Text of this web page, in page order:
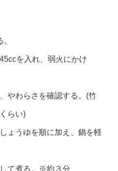
を入れ、弱火にかけ
やわらさを確認する。(竹
らい)
ょうゆを順に加え、鍋を軽
て煮る。※約３分